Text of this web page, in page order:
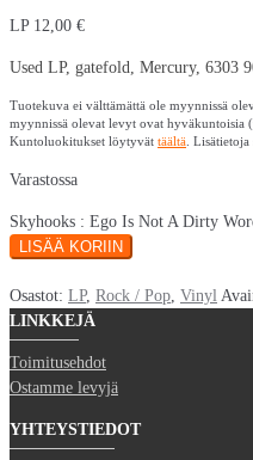
LP 12,00 €
Used LP, gatefold, Mercury, 6303
Tuotekuva ei välttämättä ole myynnissä
myynnissä olevat levyt ovat hyväkuntoisia
Kuntoluokitukset löytyvät täältä .
Varastossa
Skyhooks : Ego Is Not A Dirty
LISÄÄ KORIIN
Osastot: LP, Rock / Pop Vinyl
LINKKEJÄ
Toimitusehdot
Ostamme levyjä
YHTEYSTIEDOT